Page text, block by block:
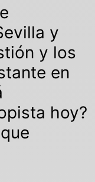
y
y los
en
hoy?